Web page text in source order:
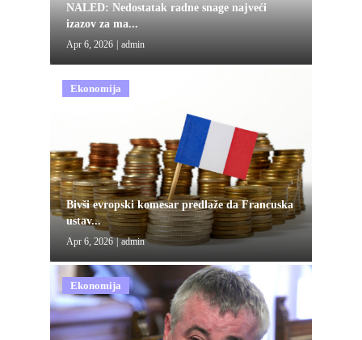
NALED: Nedostatak radne snage najveći
izazov za ma...
Apr 6, 2026 | admin
Ekonomija
Bivši evropski komesar predlaže da Francuska
ustav...
Apr 6, 2026 | admin
Ekonomija